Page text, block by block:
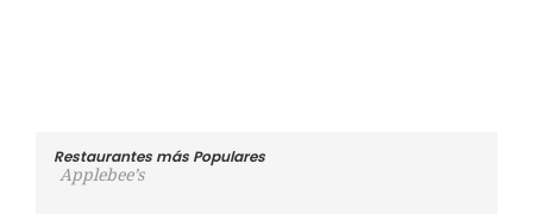
Restaurantes más Populares
Applebee’s